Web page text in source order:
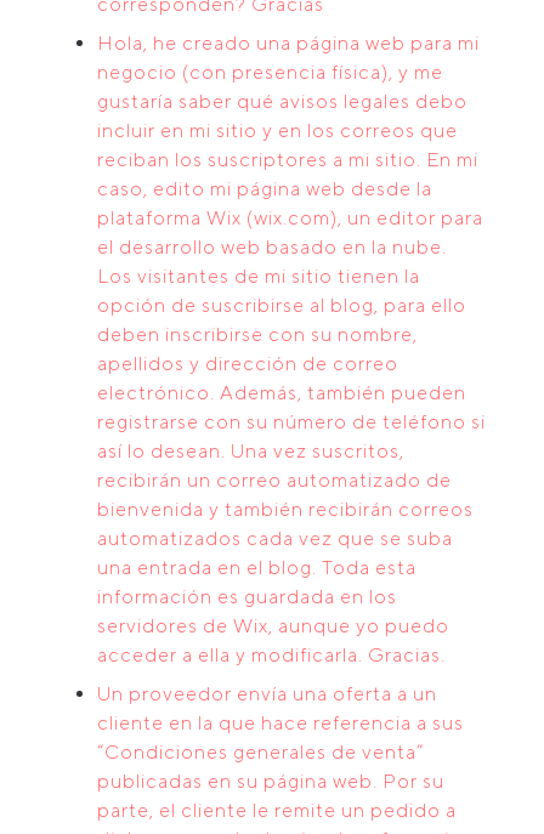
Hola, he creado una página web para mi
negocio (con presencia física), y me
gustaría saber qué avisos legales debo
incluir en mi sitio y en los correos que
reciban los suscriptores a mi sitio. En mi
caso, edito mi página web desde la
plataforma Wix (wix.com), un editor para
el desarrollo web basado en la nube.
Los visitantes de mi sitio tienen la
opción de suscribirse al blog, para ello
deben inscribirse con su nombre,
apellidos y dirección de correo
electrónico. Además, también pueden
registrarse con su número de teléfono si
así lo desean. Una vez suscritos,
recibirán un correo automatizado de
bienvenida y también recibirán correos
automatizados cada vez que se suba
una entrada en el blog. Toda esta
información es guardada en los
servidores de Wix, aunque yo puedo
acceder a ella y modificarla. Gracias.
Un proveedor envía una oferta a un
cliente en la que hace referencia a sus
“Condiciones generales de venta”
publicadas en su página web. Por su
parte, el cliente le remite un pedido a